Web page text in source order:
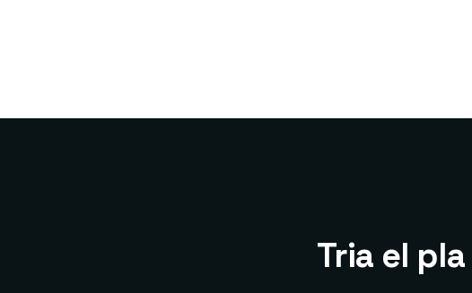
Tria el